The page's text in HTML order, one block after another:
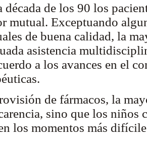
década de los 90 los
mutual. Exceptuando
de buena calidad, la
asistencia
a los avances en el
de fármacos, la
sino que los niños
los momentos más